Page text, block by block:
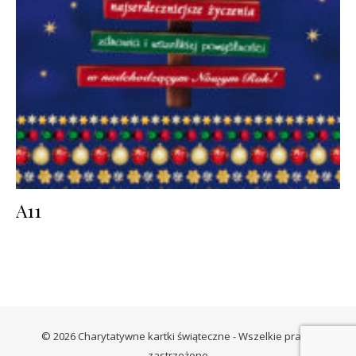
A11
© 2026 Charytatywne kartki świąteczne - Wszelkie prawa